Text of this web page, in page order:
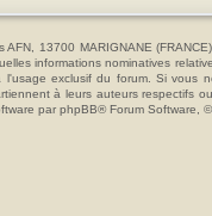
13700 MARIGNANE
informations nominatives
exclusif du forum. Si
à leurs auteurs
par phpBB® Forum Software,